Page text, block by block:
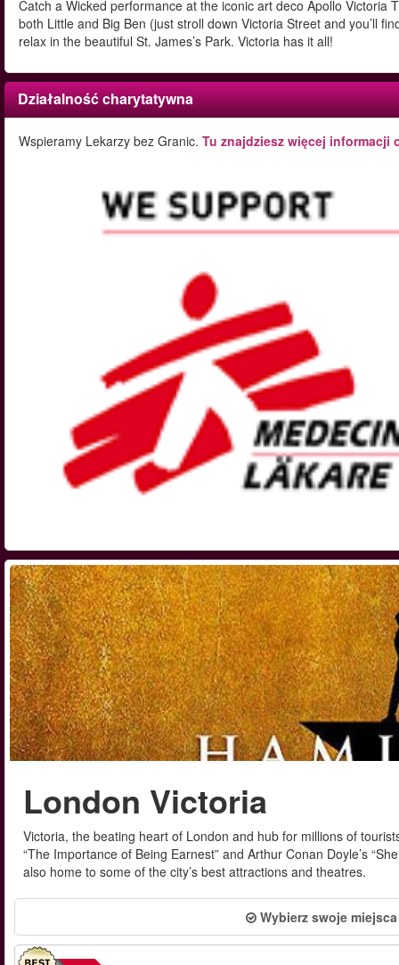
Catch a Wicked performance at the iconic art deco Apollo
both Little and Big Ben (just stroll down Victoria Street and you’ll
relax in the beautiful St. James’s Park. Victoria has it all!
Działalność charytatywna
Wspieramy Lekarzy bez Granic. Tu znajdziesz więcej informacji
London Victoria
Victoria, the beating heart of London and hub for millions of
“The Importance of Being Earnest” and Arthur Conan Doyle’s
also home to some of the city’s best attractions and theatres.
Wybierz swoje miejsca